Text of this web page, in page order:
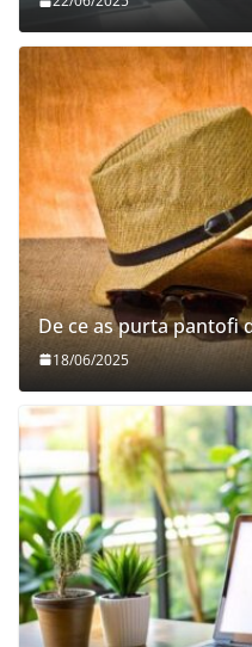
De ce as purta pantofi
18/06/2025